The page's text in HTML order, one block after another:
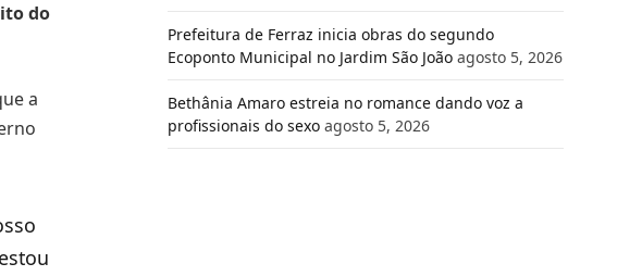
do
a
Prefeitura de Ferraz inicia obras do segundo
Ecoponto Municipal no Jardim São João agosto 5, 2026
Bethânia Amaro estreia no romance dando voz a
profissionais do sexo agosto 5, 2026